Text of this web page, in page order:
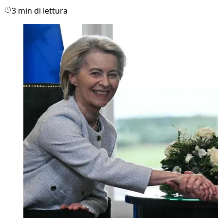
3 min di lettura